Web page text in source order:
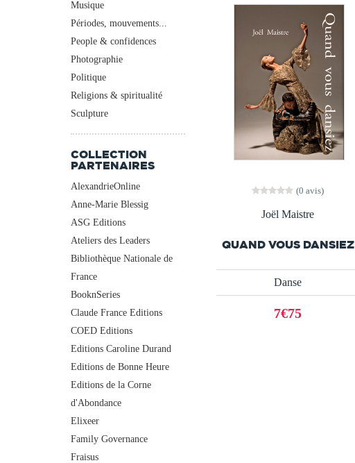
Musique
Périodes, mouvements...
People & confidences
Photographie
Politique
Religions & spiritualité
Sculpture
COLLECTION
PARTENAIRES
AlexandrieOnline
Anne-Marie Blessig
ASG Editions
Ateliers des Leaders
Bibliothèque Nationale de
France
BooknSeries
Claude France Editions
COED Editions
Editions Caroline Durand
Editions de Bonne Heure
Editions de la Corne
d'Abondance
Elixeer
Family Governance
Fraisus
(0 avis)
Joël Maistre
QUAND VOUS DANSIEZ
Danse
7€75